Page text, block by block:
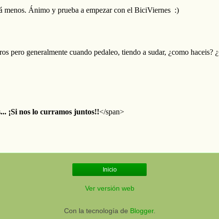
Inicio
Ver versión web
Con la tecnología de Blogger.